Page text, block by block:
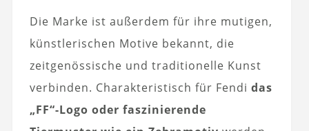
Die Marke ist außerdem für ihre mutigen,
künstlerischen Motive bekannt, die
zeitgenössische und traditionelle Kunst
verbinden. Charakteristisch für Fendi das
„FF“-Logo oder faszinierende